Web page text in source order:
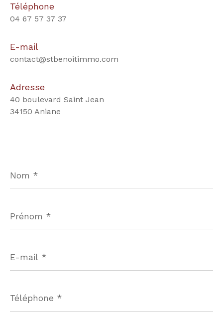
Téléphone
04 67 57 37 37
E-mail
contact@stbenoitimmo.com
Adresse
40 boulevard Saint Jean
34150 Aniane
*
*
mail
*
*